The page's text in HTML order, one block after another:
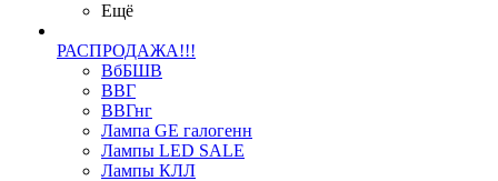
Ещё
РАСПРОДАЖА!!!
ВбБШВ
ВВГ
ВВГнг
Лампа GE галогенн
Лампы LED SALE
Лампы КЛЛ